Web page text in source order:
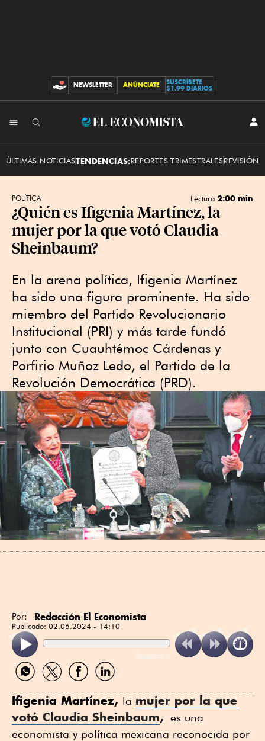
CONTRIBUCIONES
NEWSLETTER ANÚNCIATE
SUSCRÍBETE
$1.99 DIARIOS
El
ÚLTIMAS NOTICIASTENDENCIAS:REPORTES TRIMESTRALESREVISIÓN
POLÍTICA Lectura 2:00 min
¿Quién es Ifigenia Martínez, la
mujer por la que votó Claudia
Sheinbaum?
En la arena política, Ifigenia Martínez
ha sido una figura prominente. Ha sido
miembro del Partido Revolucionario
Institucional (PRI) y más tarde fundó
junto con Cuauhtémoc Cárdenas y
Porfirio Muñoz Ledo, el Partido de la
Revolución Democrática (PRD).
Por: Redacción El Economista
Publicado: 02.06.2024 - 14:10
ReadSpeaker
Compartir
por
Compartir
por
Compartir
por
Compartir
por
Ifigenia Martínez, la mujer por la que
votó Claudia Sheinbaum, es una
economista y política mexicana reconocida por